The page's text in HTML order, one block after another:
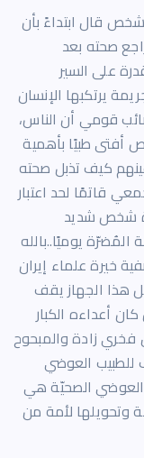
قال ابتداءً بأن
صحته بعد
على السير
يرتكبها الإنسان
قومي أن الناس،
أفتى طبيًا بأهمية
كيف تذبل صحته
قاتمًا لحد اعتبار
شخص شديد
يوميًا..بالله
خيرة علماء إيران
هذا الجهاز يقف
أعداءه الكبار
زادة والمبحوح
للطبيب العوضي
العوضي الصحيّة هي
وتحويلها لأمة من